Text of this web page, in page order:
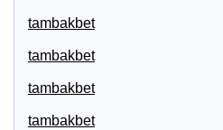
tambakbet
tambakbet
tambakbet
tambakbet